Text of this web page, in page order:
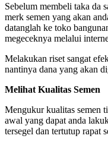
Sebelum membeli taka da
merk semen yang akan
datanglah ke toko
megeceknya melalui
Melakukan riset sangat
nantinya dana yang akan
Melihat Kualitas Semen
Mengukur kualitas semen
awal yang dapat anda
tersegel dan tertutup rapat